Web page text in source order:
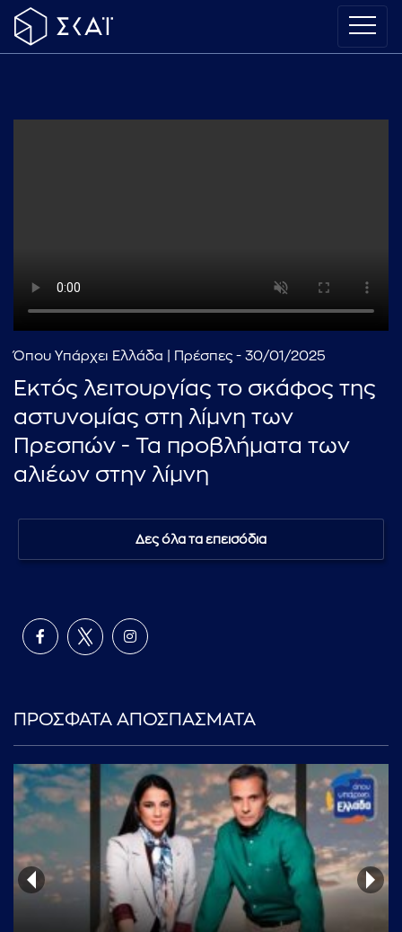
Όπου Υπάρχει Ελλάδα | Πρέσπες - 30/01/2025
Εκτός λειτουργίας το σκάφος της
αστυνομίας στη λίμνη των
Πρεσπών - Τα προβλήματα των
αλιέων στην λίμνη
Δες όλα τα επεισόδια
ΠΡΟΣΦΑΤΑ ΑΠΟΣΠΑΣΜΑΤΑ